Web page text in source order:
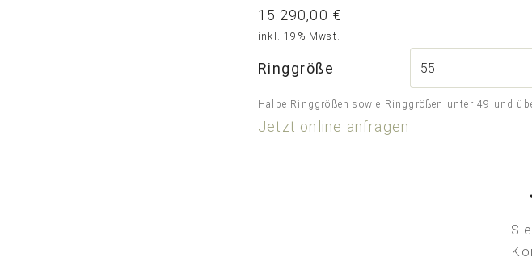
15.290,00 €
inkl. 19% Mwst.
Ringgröße
Halbe Ringgrößen sowie Ringgrößen unter 49 und
Jetzt online anfragen